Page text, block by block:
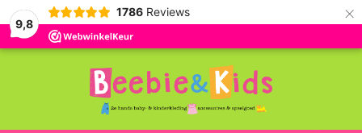
9,8
1786 Reviews ×